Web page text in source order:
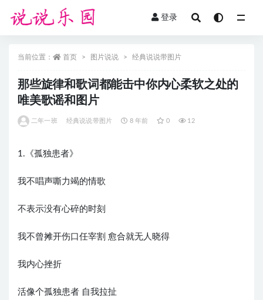
登录
当前位置： 首页 图片说说 经典说说带图片
那些旋律和歌词都能击中你内心柔软之处的
唯美歌谣和图片
二年一班 经典说说带图片 8 年前 0 12
1.《孤独患者》
我不唱声嘶力竭的情歌
不表示没有心碎的时刻
我不曾摊开伤口任宰割 愈合就无人晓得
我内心挫折
活像个孤独患者 自我拉扯